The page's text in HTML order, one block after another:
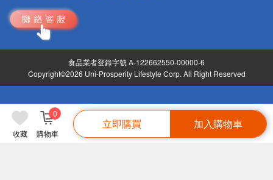
收藏 購物車
0
立即購買 加入購物車
食品業者登錄字號 A-122662550-00000-6
Copyright©2026 Uni-Prosperity Lifestyle Corp. All Right Reserved